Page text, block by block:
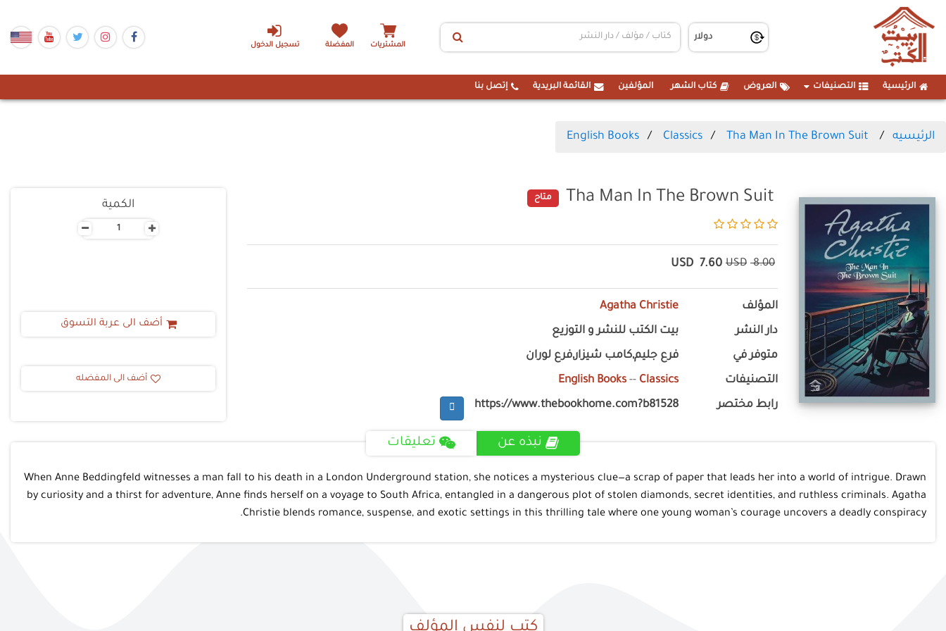
تسجيل الدخول المشتريات المفضلة
الرئيسية التصنيفات العروض كتاب الشهر المؤلفين القائمة البريدية إتصل بنا
الرئيسيه English Books Classics Tha Man In The Brown Suit
Tha Man In The Brown Suit متاح
8.00
USD
7.60
USD
المؤلف Agatha Christie
دار النشر بيت الكتب للنشر و التوزيع
متوفر في فرع جليم,كامب شيزار,فرع لوران
التصنيفات English Books -- Classics
رابط مختصر https://www.thebookhome.com?b81528
الكمية
- +
أضف الى عربة التسوق
أضف الى المفضله
نبذه عن تعليقات
When Anne Beddingfeld witnesses a man fall to his death in a London Underground station, she notices a mysterious clue—a scrap of paper that leads her into a world of intrigue. Drawn
by curiosity and a thirst for adventure, Anne finds herself on a voyage to South Africa, entangled in a dangerous plot of stolen diamonds, secret identities, and ruthless criminals. Agatha
Christie blends romance, suspense, and exotic settings in this thrilling tale where one young woman’s courage uncovers a deadly conspiracy.